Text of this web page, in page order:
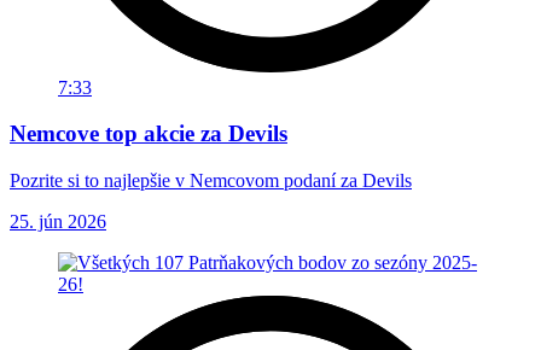
7:33
Nemcove top akcie za Devils
Pozrite si to najlepšie v Nemcovom podaní za Devils
25. jún 2026